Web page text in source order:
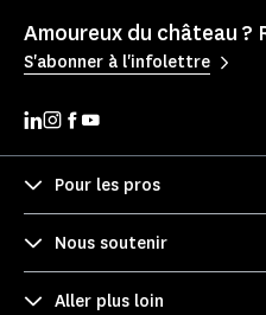
Amoureux du château ?
S'abonner à l'infolettre
Pour les pros
Nous soutenir
Aller plus loin